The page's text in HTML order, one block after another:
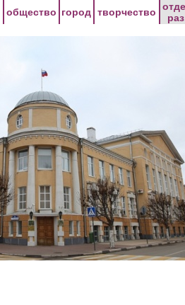
общество город творчество